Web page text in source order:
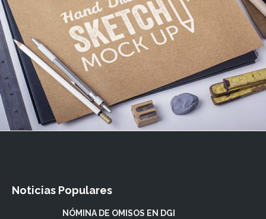
Noticias Populares
NÓMINA DE OMISOS EN DGI